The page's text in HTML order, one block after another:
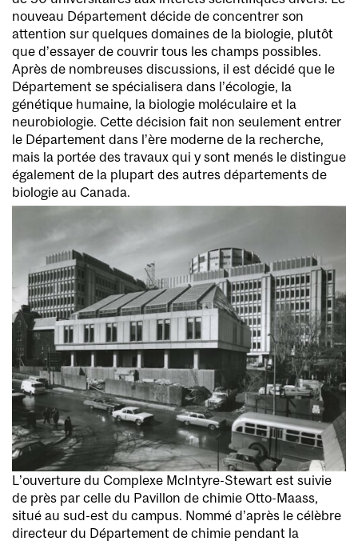
nouveau Département décide de concentrer son
attention sur quelques domaines de la biologie, plutôt
que d’essayer de couvrir tous les champs possibles.
Après de nombreuses discussions, il est décidé que le
Département se spécialisera dans l’écologie, la
génétique humaine, la biologie moléculaire et la
neurobiologie. Cette décision fait non seulement entrer
le Département dans l’ère moderne de la recherche,
mais la portée des travaux qui y sont menés le distingue
également de la plupart des autres départements de
biologie au Canada.
L’ouverture du Complexe McIntyre-Stewart est suivie
de près par celle du Pavillon de chimie Otto-Maass,
situé au sud-est du campus. Nommé d’après le célèbre
directeur du Département de chimie pendant la